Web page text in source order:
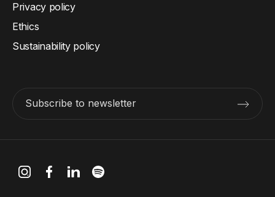
Subscribe to newsletter
Privacy policy
Ethics
Sustainability policy